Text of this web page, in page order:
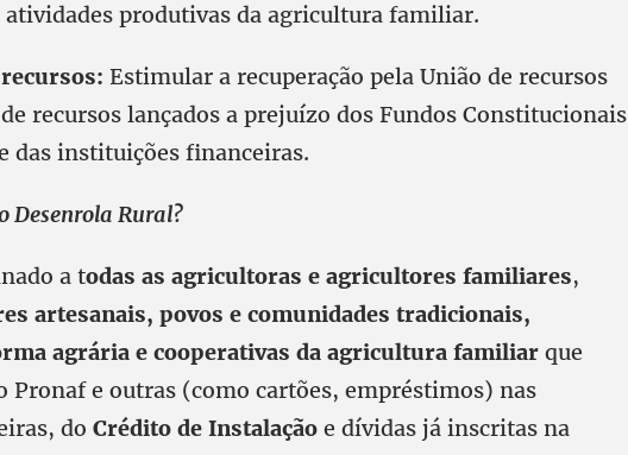
produtivas da agricultura familiar.
Estimular a recuperação pela União de recursos
recursos lançados a prejuízo dos Fundos Constitucionais
das instituições financeiras.
Desenrola Rural?
a todas as agricultoras e agricultores familiares,
artesanais, povos e comunidades tradicionais,
agrária e cooperativas da agricultura familiar que
Pronaf e outras (como cartões, empréstimos) nas
do Crédito de Instalação e dívidas já inscritas na